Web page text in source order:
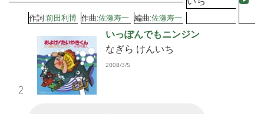
2
作詞:前田利博 作曲:佐瀬寿一 編曲:佐瀬寿一
いっぽんでもニンジン
なぎら けんいち
2008/3/5